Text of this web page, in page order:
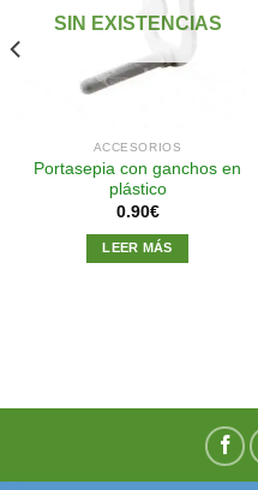
lista de
SIN EXISTENCIAS
ACCESORIOS
Portasepia con ganchos en
plástico
0.90€
LEER MÁS